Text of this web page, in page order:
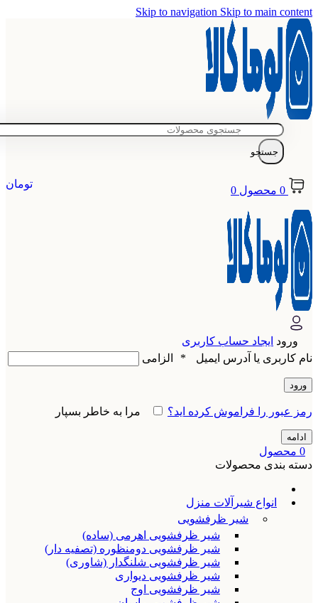
Skip to navigation Skip to main content
جستجو
0 محصول 0
تومان
ورود ایجاد حساب کاربری
نام کاربری یا آدرس ایمیل
* الزامی
ورود
رمز عبور را فراموش کرده اید؟ مرا به خاطر بسپار
ادامه
0 محصول
دسته بندی محصولات
انواع شیرآلات منزل
شیر ظرفشویی
شیر ظرفشویی اهرمی (ساده)
شیر ظرفشویی دومنظوره (تصفیه دار)
شیر ظرفشویی شلنگدار (شاوری)
شیر ظرفشویی دیواری
شیر ظرفشویی اوج